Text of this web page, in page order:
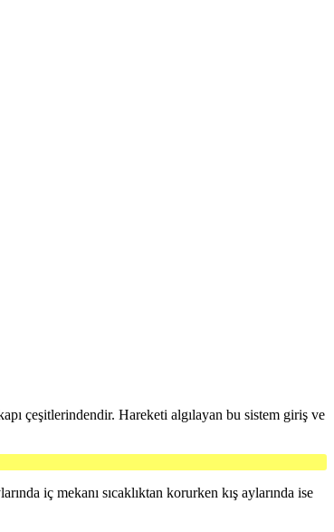
çeşitlerindendir. Hareketi algılayan bu sistem giriş ve
iç mekanı sıcaklıktan korurken kış aylarında ise